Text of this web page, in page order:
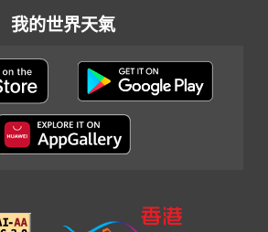
我的世界天氣